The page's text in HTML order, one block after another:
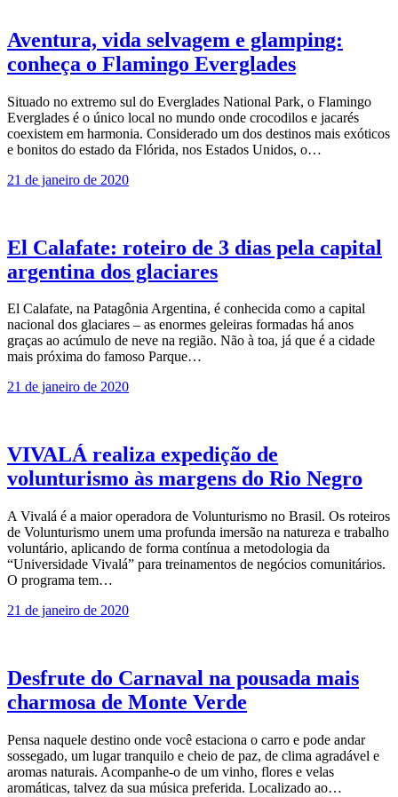
Aventura, vida selvagem e glamping:
conheça o Flamingo Everglades
Situado no extremo sul do Everglades National Park, o Flamingo
Everglades é o único local no mundo onde crocodilos e jacarés
coexistem em harmonia. Considerado um dos destinos mais exóticos
e bonitos do estado da Flórida, nos Estados Unidos, o…
21 de janeiro de 2020
El Calafate: roteiro de 3 dias pela capital
argentina dos glaciares
El Calafate, na Patagônia Argentina, é conhecida como a capital
nacional dos glaciares – as enormes geleiras formadas há anos
graças ao acúmulo de neve na região. Não à toa, já que é a cidade
mais próxima do famoso Parque…
21 de janeiro de 2020
VIVALÁ realiza expedição de
volunturismo às margens do Rio Negro
A Vivalá é a maior operadora de Volunturismo no Brasil. Os roteiros
de Volunturismo unem uma profunda imersão na natureza e trabalho
voluntário, aplicando de forma contínua a metodologia da
“Universidade Vivalá” para treinamentos de negócios comunitários.
O programa tem…
21 de janeiro de 2020
Desfrute do Carnaval na pousada mais
charmosa de Monte Verde
Pensa naquele destino onde você estaciona o carro e pode andar
sossegado, um lugar tranquilo e cheio de paz, de clima agradável e
aromas naturais. Acompanhe-o de um vinho, flores e velas
aromáticas, talvez da sua música preferida. Localizado ao…